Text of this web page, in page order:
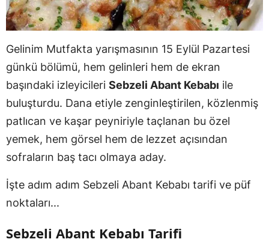
Gelinim Mutfakta yarışmasının 15 Eylül Pazartesi
günkü bölümü, hem gelinleri hem de ekran
başındaki izleyicileri Sebzeli Abant Kebabı ile
buluşturdu. Dana etiyle zenginleştirilen, közlenmiş
patlıcan ve kaşar peyniriyle taçlanan bu özel
yemek, hem görsel hem de lezzet açısından
sofraların baş tacı olmaya aday.
İşte adım adım Sebzeli Abant Kebabı tarifi ve püf
noktaları...
Sebzeli Abant Kebabı Tarifi